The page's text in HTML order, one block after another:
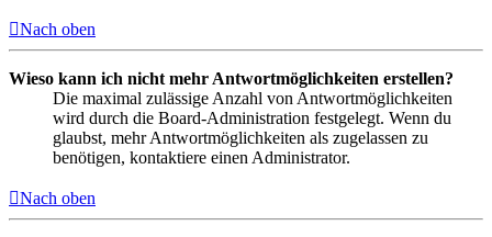
Nach oben
Wieso kann ich nicht mehr Antwortmöglichkeiten erstellen?
Die maximal zulässige Anzahl von Antwortmöglichkeiten
wird durch die Board-Administration festgelegt. Wenn du
glaubst, mehr Antwortmöglichkeiten als zugelassen zu
benötigen, kontaktiere einen Administrator.
Nach oben